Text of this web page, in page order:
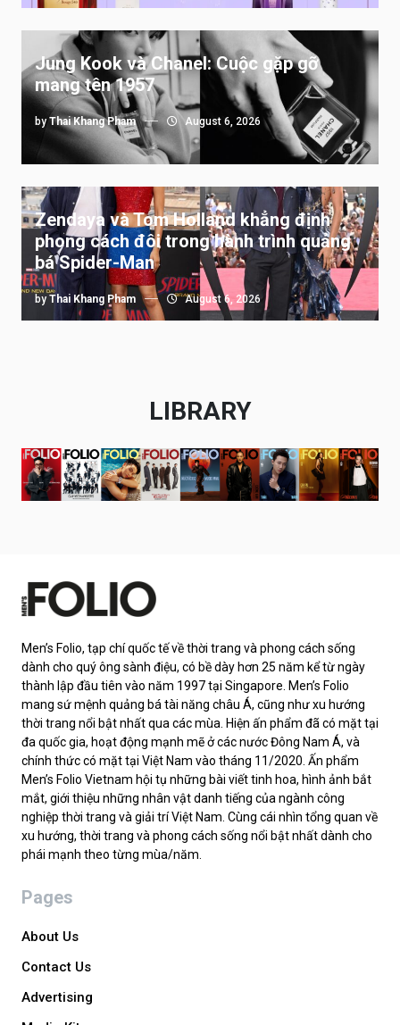
Jung Kook và Chanel: Cuộc gặp gỡ
mang tên 1957
by Thai Khang Pham August 6, 2026
Zendaya và Tom Holland khẳng định
phong cách đôi trong hành trình quảng
bá Spider-Man
by Thai Khang Pham August 6, 2026
LIBRARY
Men’s Folio, tạp chí quốc tế về thời trang và phong cách sống
dành cho quý ông sành điệu, có bề dày hơn 25 năm kể từ ngày
thành lập đầu tiên vào năm 1997 tại Singapore. Men’s Folio
mang sứ mệnh quảng bá tài năng châu Á, cũng như xu hướng
thời trang nổi bật nhất qua các mùa. Hiện ấn phẩm đã có mặt tại
đa quốc gia, hoạt động mạnh mẽ ở các nước Đông Nam Á, và
chính thức có mặt tại Việt Nam vào tháng 11/2020. Ấn phẩm
Men’s Folio Vietnam hội tụ những bài viết tinh hoa, hình ảnh bắt
mắt, giới thiệu những nhân vật danh tiếng của ngành công
nghiệp thời trang và giải trí Việt Nam. Cùng cái nhìn tổng quan về
xu hướng, thời trang và phong cách sống nổi bật nhất dành cho
phái mạnh theo từng mùa/năm.
Pages
About Us
Contact Us
Advertising